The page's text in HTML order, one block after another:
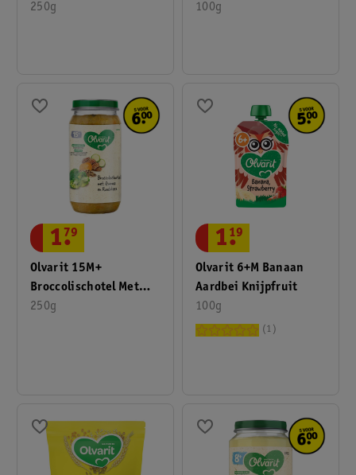
250g
Knijpfruit
100g
Olvarit 15M+
Broccolischotel Met
Quinoa En Rundvlees
250g
1.
79
Olvarit 6+M Banaan
Aardbei Knijpfruit
100g
1.
19
1